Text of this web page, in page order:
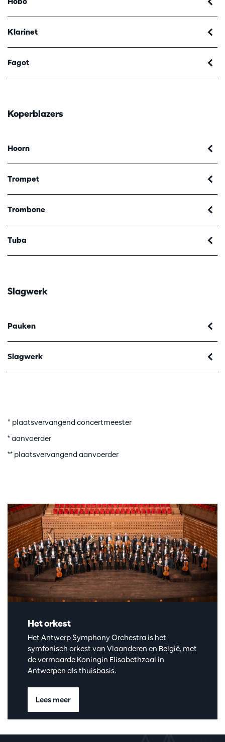
Klarinet
Fagot
Koperblazers
Hoorn
Trompet
Trombone
Tuba
Slagwerk
Pauken
Slagwerk
° plaatsvervangend concertmeester
* aanvoerder
** plaatsvervangend aanvoerder
Het orkest
Het Antwerp Symphony Orchestra is het
symfonisch orkest van Vlaanderen en België, met
de vermaarde Koningin Elisabethzaal in
Antwerpen als thuisbasis.
Lees meer